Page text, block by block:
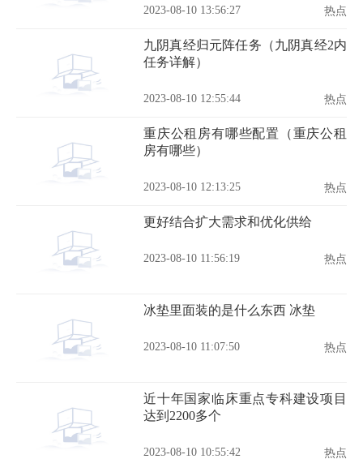
2023-08-10 13:56:27 热点
九阴真经归元阵任务（九阴真经2内
任务详解）
2023-08-10 12:55:44 热点
重庆公租房有哪些配置（重庆公租
房有哪些）
2023-08-10 12:13:25 热点
更好结合扩大需求和优化供给
2023-08-10 11:56:19 热点
冰垫里面装的是什么东西 冰垫
2023-08-10 11:07:50 热点
近十年国家临床重点专科建设项目
达到2200多个
2023-08-10 10:55:42 热点